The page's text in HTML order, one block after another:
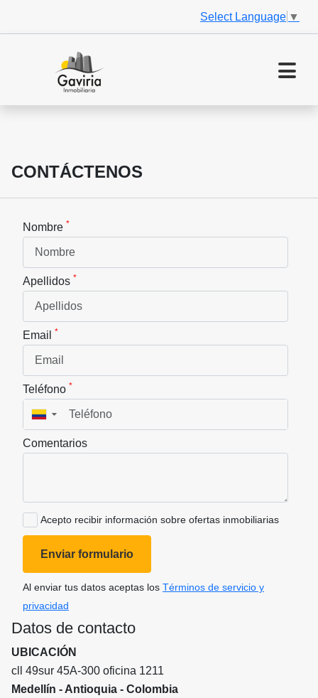
Select Language ▼
CONTÁCTENOS
Nombre *
Apellidos *
Email *
Teléfono *
▼
Comentarios
Acepto recibir información sobre ofertas inmobiliarias
Enviar formulario
Al enviar tus datos aceptas los Términos de servicio y
privacidad
Datos de contacto
UBICACIÓN
cll 49sur 45A-300 oficina 1211
Medellín - Antioquia - Colombia